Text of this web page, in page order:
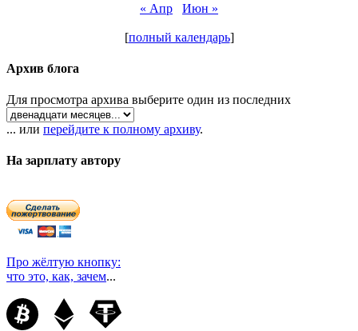
« Апр
Июн »
[полный календарь]
Архив блога
Для просмотра архива выберите один из последних
... или перейдите к полному архиву.
На зарплату автору
Про жёлтую кнопку:
что это, как, зачем...